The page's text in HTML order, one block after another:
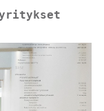
yritykset